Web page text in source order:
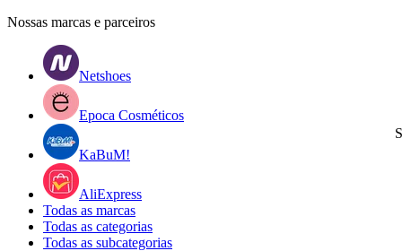
Nossas marcas e parceiros
Netshoes
Epoca Cosméticos
KaBuM!
AliExpress
Todas as marcas
Todas as categorias
Todas as subcategorias